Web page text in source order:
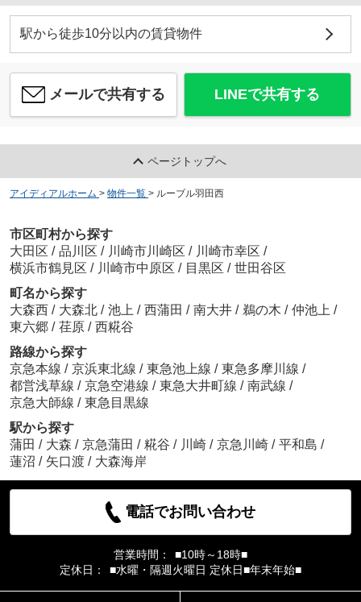
駅から徒歩10分以内の賃貸物件
メールで共有する LINEで共有する
ページトップへ
アイディアルホーム > 物件一覧 > ルーブル羽田西
市区町村から探す
大田区 / 品川区 / 川崎市川崎区 / 川崎市幸区 /
横浜市鶴見区 / 川崎市中原区 / 目黒区 / 世田谷区
町名から探す
大森西 / 大森北 / 池上 / 西蒲田 / 南大井 / 鵜の木 / 仲池上 /
東六郷 / 荏原 / 西糀谷
路線から探す
京急本線 / 京浜東北線 / 東急池上線 / 東急多摩川線 /
都営浅草線 / 京急空港線 / 東急大井町線 / 南武線 /
京急大師線 / 東急目黒線
駅から探す
蒲田 / 大森 / 京急蒲田 / 糀谷 / 川崎 / 京急川崎 / 平和島 /
蓮沼 / 矢口渡 / 大森海岸
電話でお問い合わせ
営業時間：
■10時～18時■
定休日：
■水曜・隔週火曜日 定休日■年末年始■